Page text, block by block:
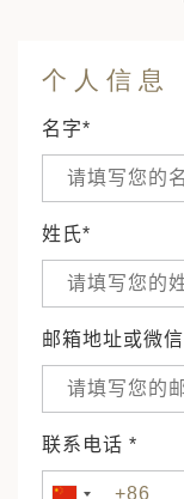
个人信息
名字*
姓氏*
邮箱地址或微
联系电话 *